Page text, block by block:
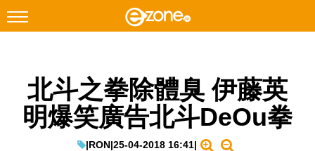
Facebook Instagram
科技焦點
北斗之拳除體臭 伊藤英
明爆笑廣告北斗DeOu拳
|RON|25-04-2018 16:41|